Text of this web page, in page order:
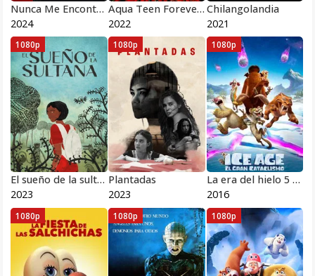
Nunca Me Encontrarás
2024
Aqua Teen Forever: Plantasm
2022
Chilangolandia
2021
El sueño de la sultana
2023
1080p
Plantadas
2023
1080p
La era del hielo 5 Choque de mundos
2016
1080p
1080p 1080p 1080p